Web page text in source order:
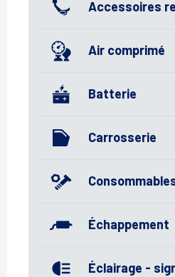
Accessoires
Air comprimé
Batterie
Carrosserie
Échappement
Éclairage -